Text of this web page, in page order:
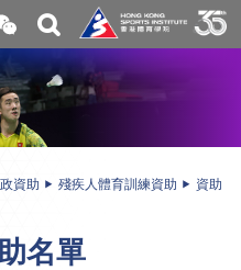
合
關
搜
尋
資助 殘疾人體育訓練資助
資助
名單